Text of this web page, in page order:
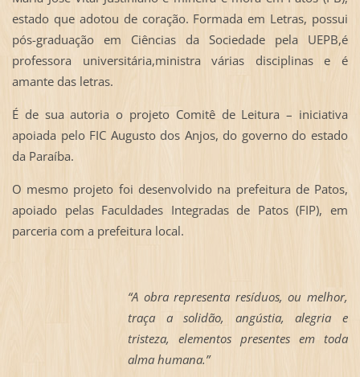
estado que adotou de coração. Formada em Letras, possui
pós-graduação em Ciências da Sociedade pela UEPB,é
professora universitária,ministra várias disciplinas e é
amante das letras.
É de sua autoria o projeto Comitê de Leitura – iniciativa
apoiada pelo FIC Augusto dos Anjos, do governo do estado
da Paraíba.
O mesmo projeto foi desenvolvido na prefeitura de Patos,
apoiado pelas Faculdades Integradas de Patos (FIP), em
parceria com a prefeitura local.
“A obra representa resíduos, ou melhor,
traça a solidão, angústia, alegria e
tristeza, elementos presentes em toda
alma humana.”